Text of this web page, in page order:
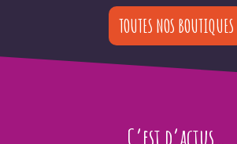
TOUTES NOS BOUTIQUES
C’est d’actus…